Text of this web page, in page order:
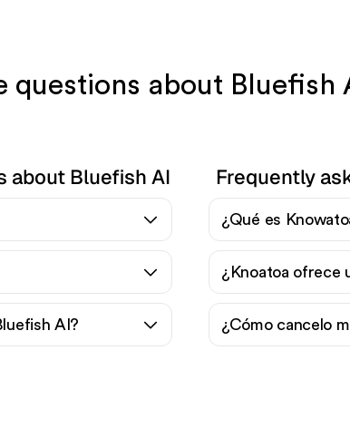
questions about Bluefish
about Bluefish AI
AI?
Frequently
¿Qué es
¿Knoatoa ofrece
¿Cómo cancelo